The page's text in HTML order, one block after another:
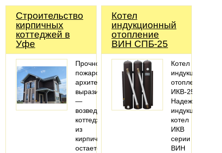
Строительство
кирпичных
коттеджей в
Уфе
Прочность,
пожаробезопасность,
архитектурная
выразительность
—
возведение
коттеджей
из
кирпича
остается
Котел
индукционный
отопление
ВИН СПБ-25
Котел
индукционный
отопление
ИКВ-25.
Надежный
индукционный
котел
ИКВ
серии
ВИН